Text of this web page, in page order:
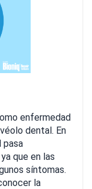
enfermedad
dental. En
pasa
que en las
síntomas.
la